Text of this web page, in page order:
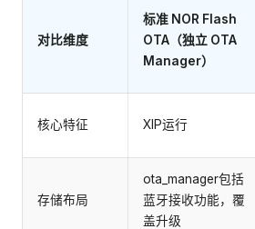
对比维度
标准 NOR Flash
OTA（独立 OTA
Manager）
核心特征 XIP运行
存储布局
ota_manager包括
蓝牙接收功能，覆
盖升级